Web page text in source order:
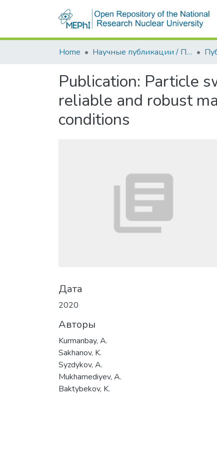
Home Научные публикации / Препринты
Publication: Particle
reliable and robust
conditions
Дата
2020
Авторы
Kurmanbay, A.
Sakhanov, K.
Syzdykov, A.
Mukhamediyev, A.
Baktybekov, K.